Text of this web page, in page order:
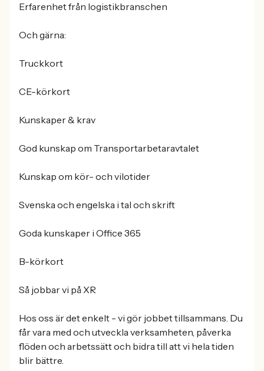
Erfarenhet från logistikbranschen
Och gärna:
Truckkort
CE-körkort
Kunskaper & krav
God kunskap om Transportarbetaravtalet
Kunskap om kör- och vilotider
Svenska och engelska i tal och skrift
Goda kunskaper i Office 365
B-körkort
Så jobbar vi på XR
Hos oss är det enkelt - vi gör jobbet tillsammans. Du
får vara med och utveckla verksamheten, påverka
flöden och arbetssätt och bidra till att vi hela tiden
blir bättre.